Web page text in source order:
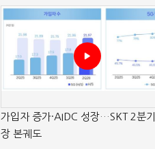
가입자 증가·AIDC 성장…SKT 2분
장 본궤도